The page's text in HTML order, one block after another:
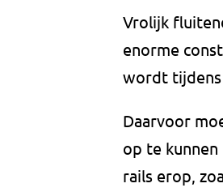
Vrolijk
enorme
wordt tijdens
Daarvoor
op te
rails erop,